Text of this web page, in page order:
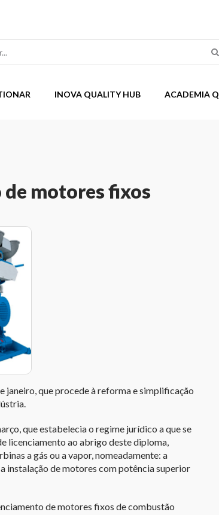
INOVA QUALITY HUB ACADEMIA Q
motores fixos
janeiro, que procede à reforma e simplificação
que estabelecia o regime jurídico a que se
licenciamento ao abrigo deste diploma,
a gás ou a vapor, nomeadamente: a
instalação de motores com potência superior
de motores fixos de combustão